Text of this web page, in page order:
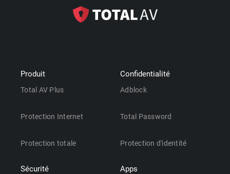
Produit
Total AV Plus
Protection Internet
Protection totale
Sécurité
Confidentialité
Adblock
Total Password
Protection d'identité
Apps